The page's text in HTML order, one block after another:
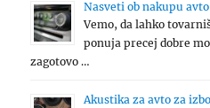
Nasveti ob nakupu
Vemo, da lahko
ponuja precej dobre
zagotovo …
Akustika za avto za